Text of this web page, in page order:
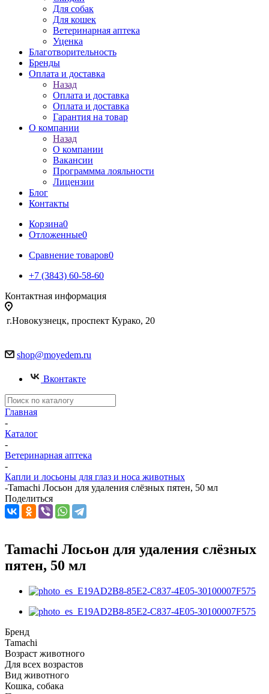
Для собак
Для кошек
Ветеринарная аптека
Уценка
Благотворительность
Бренды
Оплата и доставка
Назад
Оплата и доставка
Оплата и доставка
Гарантия на товар
О компании
Назад
О компании
Вакансии
Программма лояльности
Лицензии
Блог
Контакты
Корзина0
Отложенные0
Сравнение товаров0
+7 (3843) 60-58-60
Контактная информация
г.Новокузнецк, проспект Курако, 20
shop@moyedem.ru
Вконтакте
Главная
-
Каталог
-
Ветеринарная аптека
-
Капли и лосьоны для глаз и носа животных
-Tamachi Лосьон для удаления слёзных пятен, 50 мл
Поделиться
Tamachi Лосьон для удаления слёзных
пятен, 50 мл
Бренд
Tamachi
Возраст животного
Для всех возрастов
Вид животного
Кошка, собака